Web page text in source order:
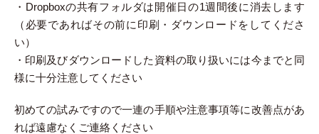
・Dropboxの共有フォルダは開催日の1週間後に消去します
（必要であればその前に印刷・ダウンロードをしてくださ
い）
・印刷及びダウンロードした資料の取り扱いには今までと同
様に十分注意してください
初めての試みですので一連の手順や注意事項等に改善点があ
れば遠慮なくご連絡ください